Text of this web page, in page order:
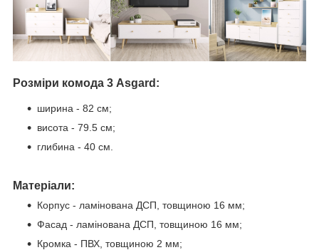
Розміри комода 3 Asgard:
ширина - 82 см;
висота - 79.5 см;
глибина - 40 см.
Матеріали:
Корпус - ламінована ДСП, товщиною 16 мм;
Фасад - ламінована ДСП, товщиною 16 мм;
Кромка - ПВХ, товщиною 2 мм;